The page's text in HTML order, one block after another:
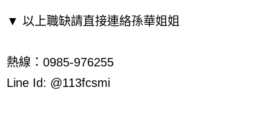
▼ 以上職缺請直接連絡孫華姐姐
熱線：0985-976255
Line Id: @113fcsmi